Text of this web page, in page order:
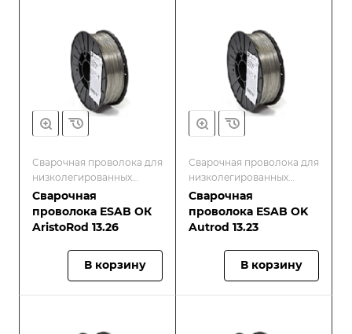
Сварочная проволока для
низколегированных
конструкционных сталей
и высокопрочных сталей
Сварочная
проволока ESAB ОК
AristoRod 13.26
В корзину
Сварочная проволока для
низколегированных
конструкционных сталей
и высокопрочных сталей
Сварочная
проволока ESAB OK
Autrod 13.23
В корзину